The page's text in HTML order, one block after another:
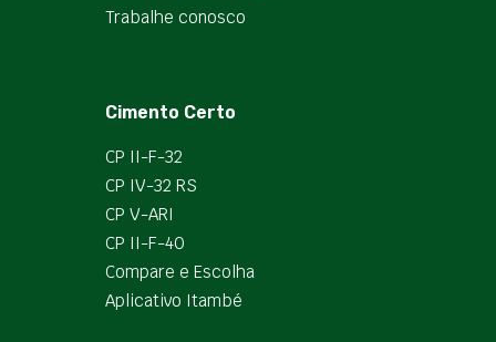
Trabalhe conosco
Cimento Certo
CP II-F-32
CP IV-32 RS
CP V-ARI
CP II-F-40
Compare e Escolha
Aplicativo Itambé